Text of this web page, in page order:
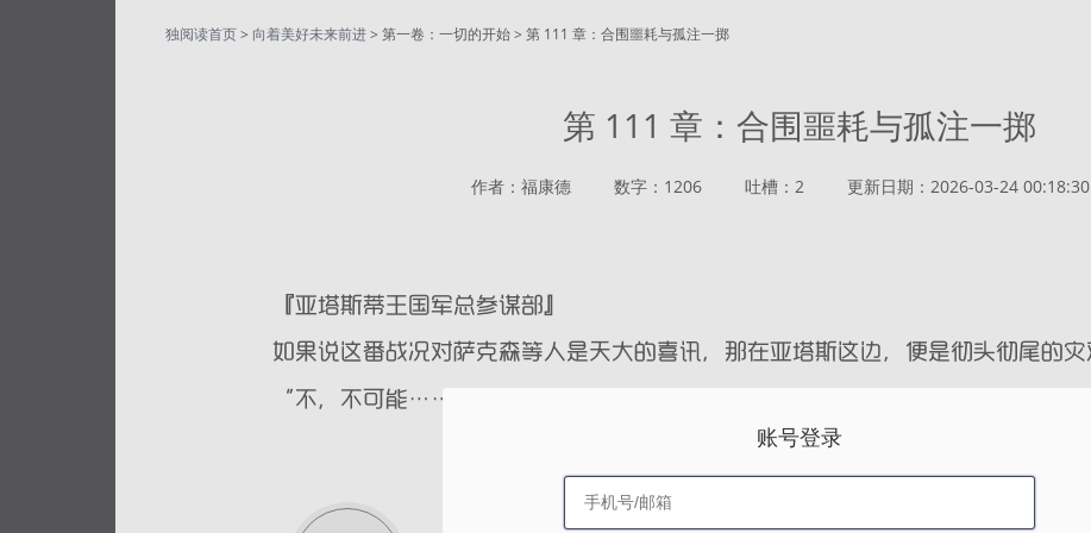
独阅读首页> 向着美好未来前进> 第一卷：一切的开始 > 第 111 章：合围噩耗与孤注一掷
第 111 章：合围噩耗与孤注一掷
作者：福康德 数字：1206 吐槽：2 更新日期：2026-03-24 00:18:30
账号登录